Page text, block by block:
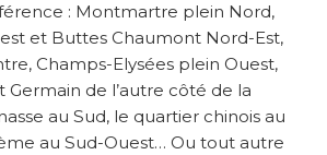
: Montmartre plein Nord,
et Buttes Chaumont Nord-Est,
Champs-Elysées plein Ouest,
Germain de l’autre côté de la
au Sud, le quartier chinois au
au Sud-Ouest… Ou tout autre